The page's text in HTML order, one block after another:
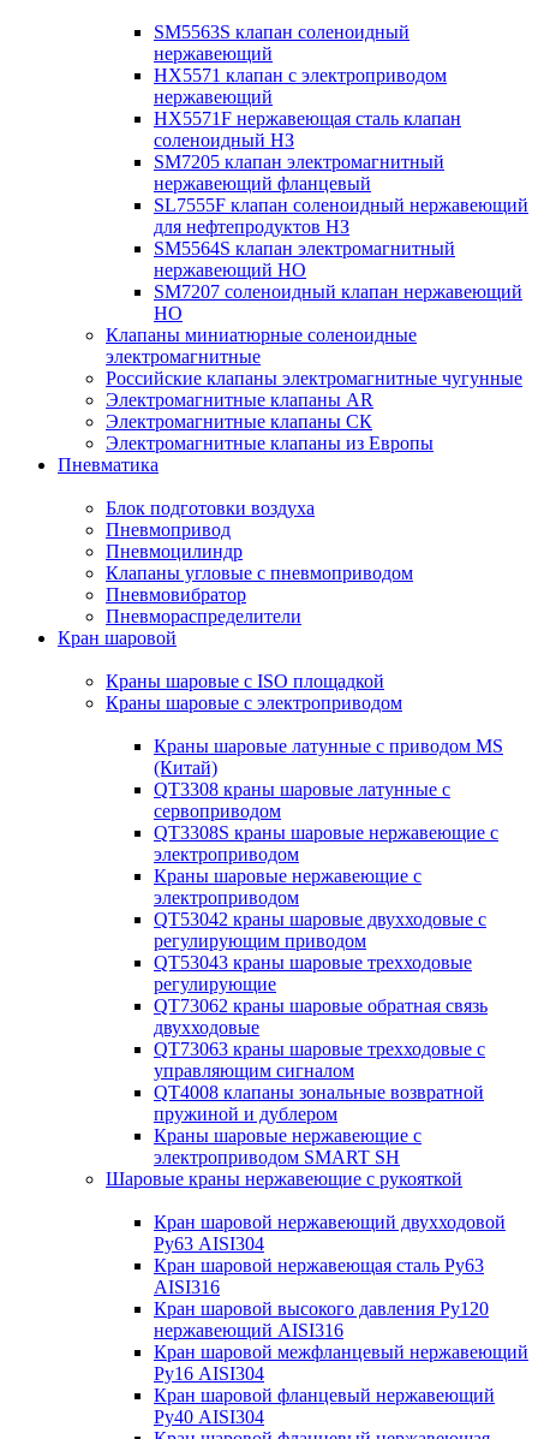
SM5563S клапан соленоидный
нержавеющий
HX5571 клапан с электроприводом
нержавеющий
HX5571F нержавеющая сталь клапан
соленоидный НЗ
SM7205 клапан электромагнитный
нержавеющий фланцевый
SL7555F клапан соленоидный нержавеющий
для нефтепродуктов НЗ
SM5564S клапан электромагнитный
нержавеющий НО
SM7207 соленоидный клапан нержавеющий
НО
Клапаны миниатюрные соленоидные
электромагнитные
Российские клапаны электромагнитные чугунные
Электромагнитные клапаны AR
Электромагнитные клапаны СК
Электромагнитные клапаны из Европы
Пневматика
Блок подготовки воздуха
Пневмопривод
Пневмоцилиндр
Клапаны угловые с пневмоприводом
Пневмовибратор
Пневмораспределители
Кран шаровой
Краны шаровые с ISO площадкой
Краны шаровые с электроприводом
Краны шаровые латунные с приводом MS
(Китай)
QT3308 краны шаровые латунные с
сервоприводом
QT3308S краны шаровые нержавеющие с
электроприводом
Краны шаровые нержавеющие с
электроприводом
QT53042 краны шаровые двухходовые с
регулирующим приводом
QT53043 краны шаровые трехходовые
регулирующие
QT73062 краны шаровые обратная связь
двухходовые
QT73063 краны шаровые трехходовые с
управляющим сигналом
QT4008 клапаны зональные возвратной
пружиной и дублером
Краны шаровые нержавеющие с
электроприводом SMART SH
Шаровые краны нержавеющие с рукояткой
Кран шаровой нержавеющий двухходовой
Ру63 AISI304
Кран шаровой нержавеющая сталь Ру63
AISI316
Кран шаровой высокого давления Ру120
нержавеющий AISI316
Кран шаровой межфланцевый нержавеющий
Ру16 AISI304
Кран шаровой фланцевый нержавеющий
Ру40 AISI304